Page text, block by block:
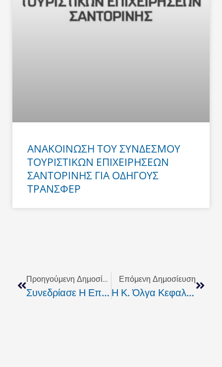
ΑΝΑΚΟΙΝΩΣΗ ΤΟΥ ΣΥΝΔΕΣΜΟΥ
ΤΟΥΡΙΣΤΙΚΩΝ ΕΠΙΧΕΙΡΗΣΕΩΝ
ΣΑΝΤΟΡΙΝΗΣ ΓΙΑ ΟΔΗΓΟΥΣ
ΤΡΑΝΣΦΕΡ
Προηγούμενη Δημοσίευση
Συνεδρίασε Η Επιτροπή Παρακολούθησης Για Την Πρόσκληση Κατάθεσης Έργων Για Ένταξη Στο ΕΣΠΑ
Επόμενη Δημοσίευση
Η Κ. Όλγα Κεφαλογιάννη Κατέθεσε Ερώτηση Στη Βουλής Για Σημαντικά Ζητήματα Των Ατόμων Με Αναπηρία.